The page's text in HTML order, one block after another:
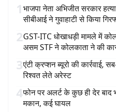
1भाजपा नेता अभिजीत सरकार
सीबीआई ने गुवाहाटी से किया
2GST-ITC धोखाधड़ी मामले में
असम STF ने कोलकाता ने की
3एंटी क्रप्शन ब्यूरो की कार्रवाई,
रिश्वत लेते अरेस्ट
4फोन पर अलर्ट के कुछ ही देर
मकान, कई घायल